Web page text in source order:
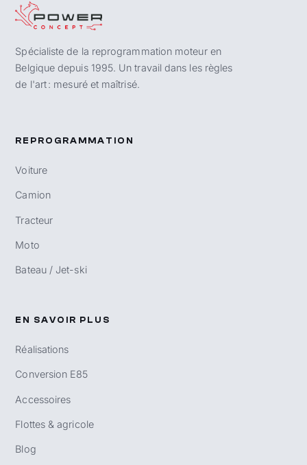
Spécialiste de la reprogrammation moteur en
Belgique depuis 1995. Un travail dans les règles
de l'art : mesuré et maîtrisé.
REPROGRAMMATION
Voiture
Camion
Tracteur
Moto
Bateau / Jet-ski
EN SAVOIR PLUS
Réalisations
Conversion E85
Accessoires
Flottes & agricole
Blog